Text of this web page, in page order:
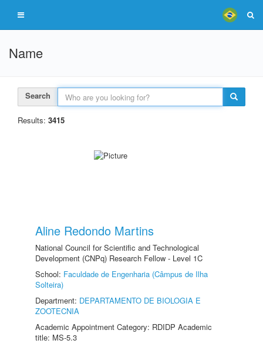
Name
Search
Results: 3415
Aline Redondo Martins
National Council for Scientific and Technological
Development (CNPq) Research Fellow - Level 1C
School: Faculdade de Engenharia (Câmpus de Ilha
Solteira)
Department: DEPARTAMENTO DE BIOLOGIA E
ZOOTECNIA
Academic Appointment Category: RDIDP Academic
title: MS-5.3